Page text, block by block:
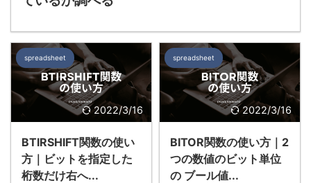
2022/3/16
spreadsheet
BTIRSHIFT関数の使い
方｜ビットを指定した
桁数だけ右へ...
2022/3/16
spreadsheet
BITOR関数の使い方｜2
つの数値のビット単位
の ブール値...